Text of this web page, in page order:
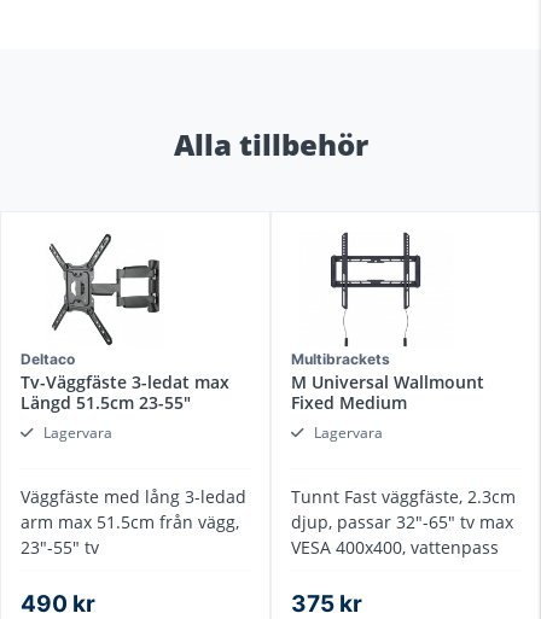
Alla tillbehör
Deltaco
Tv-Väggfäste 3-ledat max
Längd 51.5cm 23-55"
Lagervara
Väggfäste med lång 3-ledad
arm max 51.5cm från vägg,
23"-55" tv
490 kr
Multibrackets
M Universal Wallmount
Fixed Medium
Lagervara
Tunnt Fast väggfäste, 2.3cm
djup, passar 32"-65" tv max
VESA 400x400, vattenpass
375 kr